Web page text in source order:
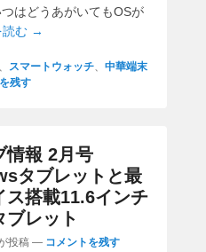
はどうあがいてもOSが
読む →
、 スマートウォッチ、 中華端末
残す
情報 2月号
タブレットと最
ス搭載11.6インチ
ブレット
投稿 — コメントを残す